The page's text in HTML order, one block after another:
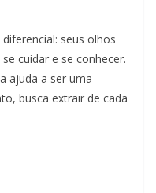
seus olhos
cuidar e se conhecer.
ajuda a ser uma
busca extrair de cada